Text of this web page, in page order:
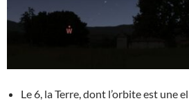
Le 6, la Terre, dont l’orbite est une